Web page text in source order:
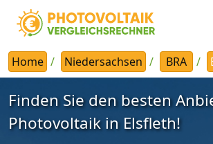
Home Niedersachsen BRA
Finden Sie den besten
Photovoltaik in Elsfleth!